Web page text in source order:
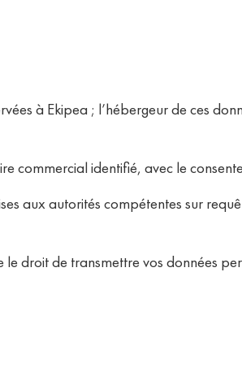
à Ekipea ; l’hébergeur de ces
commercial identifié, avec le
aux autorités compétentes sur
droit de transmettre vos données